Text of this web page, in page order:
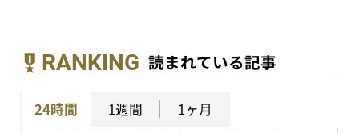
RANKING 読まれている記事
24時間 1週間 1ヶ月